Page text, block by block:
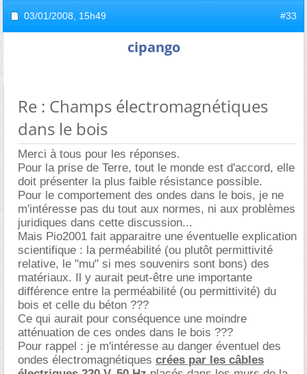
03/01/2008, 15h49 #33
cipango
Re : Champs électromagnétiques
dans le bois
Merci à tous pour les réponses.
Pour la prise de Terre, tout le monde est d'accord, elle
doit présenter la plus faible résistance possible.
Pour le comportement des ondes dans le bois, je ne
m'intéresse pas du tout aux normes, ni aux problèmes
juridiques dans cette discussion...
Mais Pio2001 fait apparaitre une éventuelle explication
scientifique : la perméabilité (ou plutôt permittivité
relative, le "mu" si mes souvenirs sont bons) des
matériaux. Il y aurait peut-être une importante
différence entre la perméabilité (ou permittivité) du
bois et celle du béton ???
Ce qui aurait pour conséquence une moindre
atténuation de ces ondes dans le bois ???
Pour rappel : je m'intéresse au danger éventuel des
ondes électromagnétiques crées par les câbles